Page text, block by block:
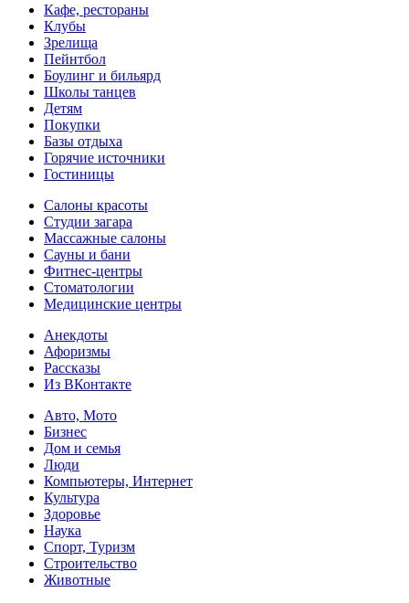
Кафе, рестораны
Клубы
Зрелища
Пейнтбол
Боулинг и бильярд
Школы танцев
Детям
Покупки
Базы отдыха
Горячие источники
Гостиницы
Салоны красоты
Студии загара
Массажные салоны
Сауны и бани
Фитнес-центры
Стоматологии
Медицинские центры
Анекдоты
Афоризмы
Рассказы
Из ВКонтакте
Авто, Мото
Бизнес
Дом и семья
Люди
Компьютеры, Интернет
Культура
Здоровье
Наука
Спорт, Туризм
Строительство
Животные